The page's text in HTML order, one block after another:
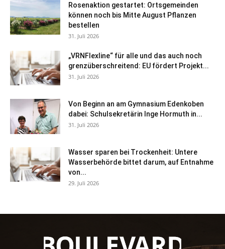
Rosenaktion gestartet: Ortsgemeinden
können noch bis Mitte August Pflanzen
bestellen
31. Juli 2026
„VRNFlexline“ für alle und das auch noch
grenzüberschreitend: EU fördert Projekt...
31. Juli 2026
Von Beginn an am Gymnasium Edenkoben
dabei: Schulsekretärin Inge Hormuth in...
31. Juli 2026
Wasser sparen bei Trockenheit: Untere
Wasserbehörde bittet darum, auf Entnahme
von...
29. Juli 2026